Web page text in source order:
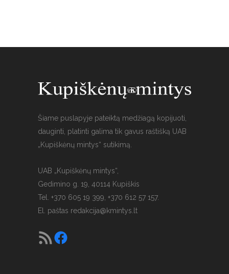
Šiame puslapyje pateiktą medžiagą kopijuoti,
dauginti, platinti galima tik gavus raštišką UAB
„Kupiškėnų mintys“ sutikimą.
UAB „Kupiškėnų mintys“,
Gedimino g. 19, 40114 Kupiškis
Tel. +370 605 19 399, +370 612 57 157.
El. paštas redakcija@kmintys.lt